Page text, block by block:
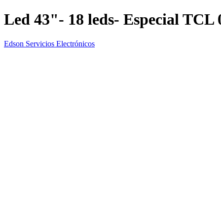
Led 43"- 18 leds- Especial TCL
Edson Servicios Electrónicos